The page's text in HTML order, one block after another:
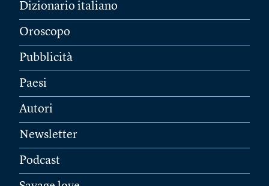
Dizionario italiano
Oroscopo
Pubblicità
Paesi
Autori
Newsletter
Podcast